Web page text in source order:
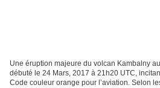
Une éruption majeure du volcan Kambalny
débuté le 24 Mars, 2017 à 21h20 UTC,
Code couleur orange pour l’aviation. Selon